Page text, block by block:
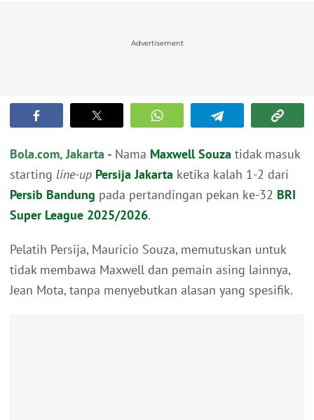
Advertisement
Bola.com, Jakarta - Nama Maxwell Souza tidak masuk
starting line-up Persija Jakarta ketika kalah 1-2 dari
Persib Bandung pada pertandingan pekan ke-32 BRI
Super League 2025/2026.
Pelatih Persija, Mauricio Souza, memutuskan untuk
tidak membawa Maxwell dan pemain asing lainnya,
Jean Mota, tanpa menyebutkan alasan yang spesifik.